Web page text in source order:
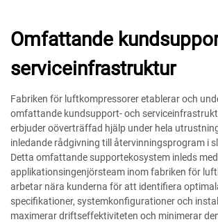
Omfattande
serviceinfrastruktur
Fabriken för luftkompressorer etablerar och
omfattande kundsupport- och
erbjuder oöverträffad hjälp under hela
inledande rådgivning till återvinningsprogram i
Detta omfattande supportekosystem inleds
applikationsingenjörsteam inom fabriken för
arbetar nära kunderna för att identifiera
specifikationer, systemkonfigurationer och
maximerar driftseffektiviteten och minimerar